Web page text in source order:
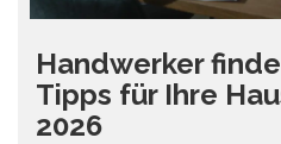
Handwerker
Tipps für Ihre
2026